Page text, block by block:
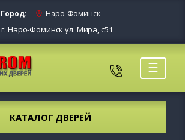
Город: Наро-Фоминск
г. Наро-Фоминск ул. Мира, с51
☰
КАТАЛОГ ДВЕРЕЙ